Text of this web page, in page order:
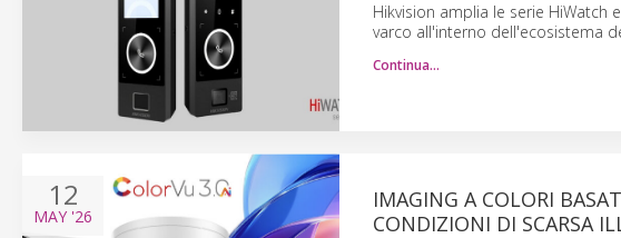
Hikvision amplia le serie HiWatch
varco all'interno dell'ecosistema
Continua…
12
MAY '26
IMAGING A COLORI
CONDIZIONI DI SCARSA